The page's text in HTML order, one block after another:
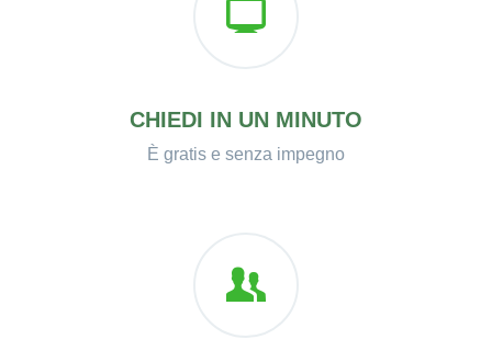
CHIEDI IN UN MINUTO
È gratis e senza impegno